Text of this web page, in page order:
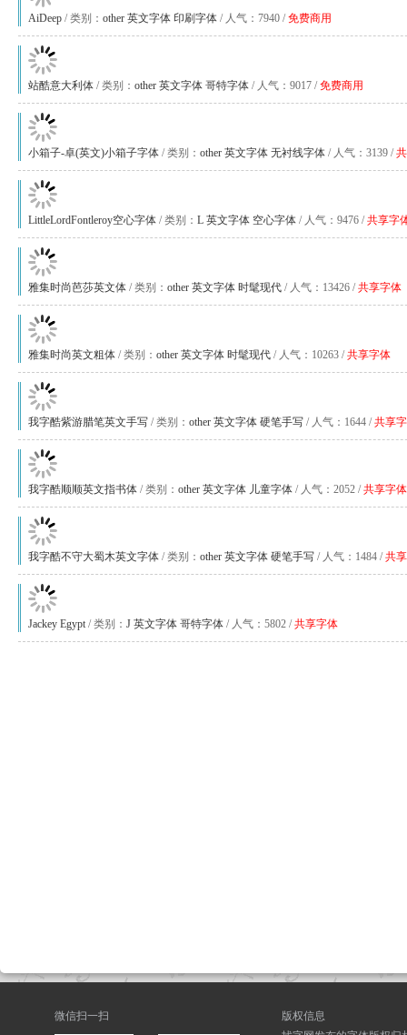
AiDeep / 类别： other 英文字体 印刷字体 / 人气：7940 /免费商用
站酷意大利体 / 类别： other 英文字体 哥特字体 / 人气：9017 /免费商用
小箱子-卓(英文)小箱子字体 / 类别： other 英文字体 无衬线字体 / 人气：3139 /
LittleLordFontleroy空心字体 / 类别： L 英文字体 空心字体 / 人气：9476 /共享字
雅集时尚芭莎英文体 / 类别： other 英文字体 时髦现代 / 人气：13426 /共享字体
雅集时尚英文粗体 / 类别： other 英文字体 时髦现代 / 人气：10263 /共享字体
我字酷紫游腊笔英文手写 / 类别： other 英文字体 硬笔手写 / 人气：1644 /共享
我字酷顺顺英文指书体 / 类别： other 英文字体 儿童字体 / 人气：2052 /共享字体
我字酷不守大蜀木英文字体 / 类别： other 英文字体 硬笔手写 / 人气：1484 /共
Jackey Egypt / 类别： J 英文字体 哥特字体 / 人气：5802 /共享字体
微信扫一扫
版权信息